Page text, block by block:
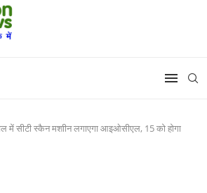
में सीटी स्कैन मशाीन लगाएगा आइओसीएल, 15 को होगा